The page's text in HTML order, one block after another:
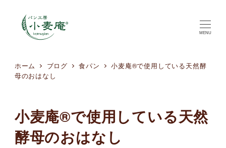
MENU
ホーム ブログ 食パン
小麦庵®で使用している天然酵
母のおはなし
小麦庵®で使用している天然
酵母のおはなし